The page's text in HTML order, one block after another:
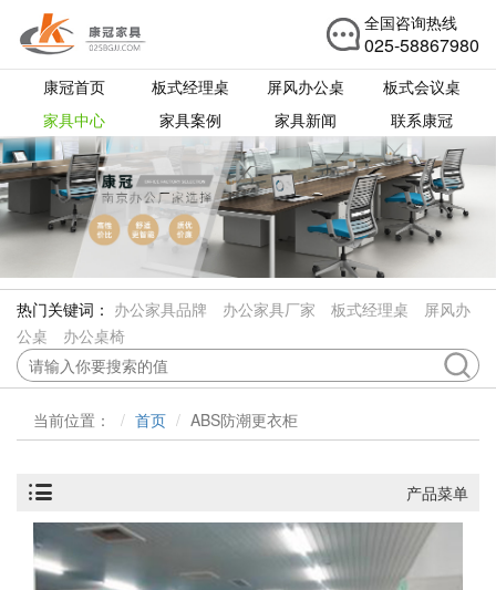
全国咨询热线
025-58867980
康冠首页 板式经理桌 屏风办公桌
板式会议桌
家具中心
家具案例 家具新闻 联系康冠
热门关键词： 办公家具品牌 办公家具厂家 板式经理桌
屏风办
公桌
办公桌椅
当前位置： 首页 ABS防潮更衣柜
产品菜单